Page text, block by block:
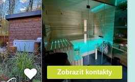
Zobrazit kontakty